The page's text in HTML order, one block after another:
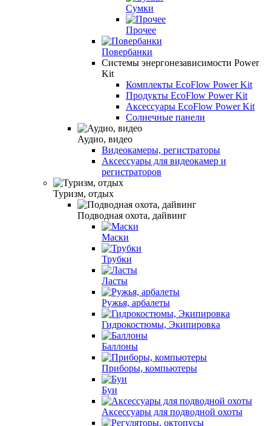
Сумки
Прочее
Повербанки
Системы энергонезависимости Power
Kit
Комплекты EcoFlow Power Kit
Продукты EcoFlow Power Kit
Аксессуары EcoFlow Power Kit
Солнечные панели
Аудио, видео
Видеокамеры, регистраторы
Аксессуары для видеокамер и
регистраторов
Туризм, отдых
Подводная охота, дайвинг
Маски
Трубки
Ласты
Ружья, арбалеты
Гидрокостюмы, Экипировка
Баллоны
Приборы, компьютеры
Буи
Аксессуары для подводной охоты